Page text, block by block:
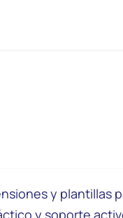
y plantillas
y soporte